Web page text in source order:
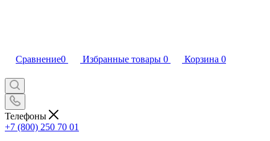
Сравнение0 Избранные товары 0 Корзина 0
Телефоны
+7 (800) 250 70 01